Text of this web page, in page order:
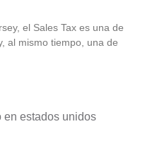
el Sales Tax es una de
al mismo tiempo, una de